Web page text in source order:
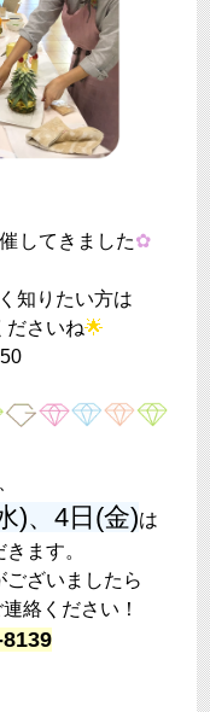
してきました✿
知りたい方は
ださいね🌟
)、4日(金)は
ます。
ざいましたら
絡ください！